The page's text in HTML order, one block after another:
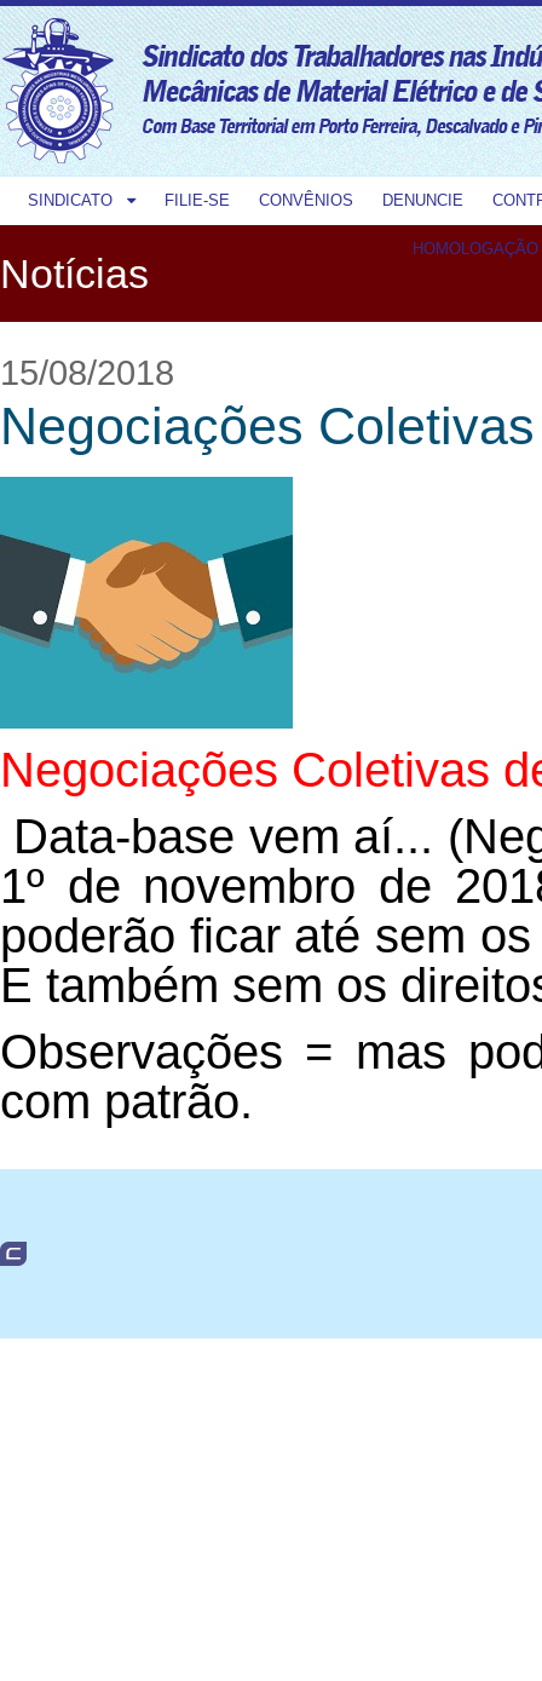
SINDICATO FILIE-SE CONVÊNIOS DENUNCIE
HOMOLOGAÇÃO
Notícias
15/08/2018
Negociações
Negociações Coletivas
Data-base vem aí...
1º de novembro de
poderão ficar até sem
E também sem os
Observações = mas
com patrão.